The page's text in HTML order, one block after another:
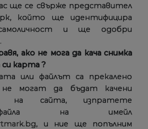
ще се свърже представител
който ще идентифицира
и ще одобри
ако не мога да кача снимка
си карта ?
или файлът са прекалено
могат да бъдат качени
на сайта, изпратете
файла на имейл
, и ние ще попълним